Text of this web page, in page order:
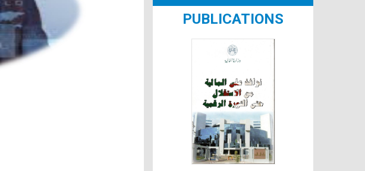
PUBLICATIONS